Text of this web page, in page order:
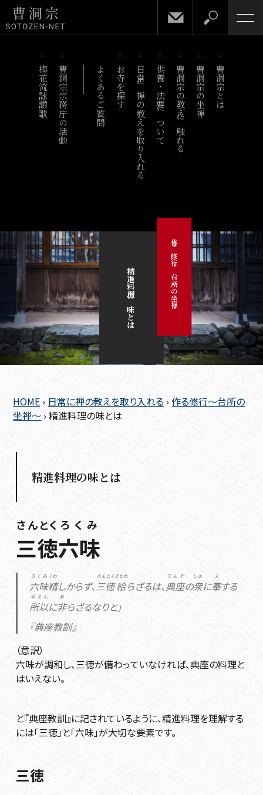
梅花流詠讃歌 曹洞宗宗務庁の活動 よくあるご質問 お寺を探す 日常に禅の教えを取り入れる供養・法要について曹洞宗の教えに触れる 曹洞宗の坐禅 曹洞宗とは
精進料理の味とは 作る修行～台所の坐禅～
HOME › 日常に禅の教えを取り入れる › 作る修行～台所の
坐禅～ › 精進料理の味とは
精進料理の味とは
三徳
さんとく
六味
ろくみ
六味
ろくみ
精
くわ
しからず、 三徳
さんとく
給
そなわ
らざるは、典座
てんぞ
の衆
しゅ
に奉
ぶ
する
所以
ゆえん
に非
あ
らざるなりと」
『典座教訓』
（意訳）
六味が調和し、三徳が備わっていなければ、典座の料理と
はいえない。
と『典座教訓』に記されているように、精進料理を理解する
には「三徳」と「六味」が大切な要素です。
三徳